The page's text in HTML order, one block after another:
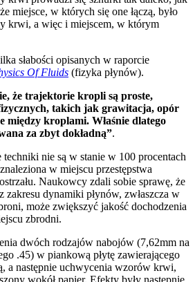
miejsce, w których się one łączą, było
krwi, a więc i miejscem, w którym
słabości opisanych w raporcie
Of Fluids (fizyka płynów).
że trajektorie kropli są proste,
takich jak grawitacja, opór
między kroplami. Właśnie dlatego
za zbyt dokładną”.
nie są w stanie w 100 procentach
w miejscu przestępstwa
Naukowcy zdali sobie sprawę, że
zakresu dynamiki płynów, zwłaszcza w
może zwiększyć jakość dochodzenia
zbrodni.
dwóch rodzajów nabojów (7,62mm na
.45) w piankową płytę zawierającego
a następnie uchwycenia wzorów krwi,